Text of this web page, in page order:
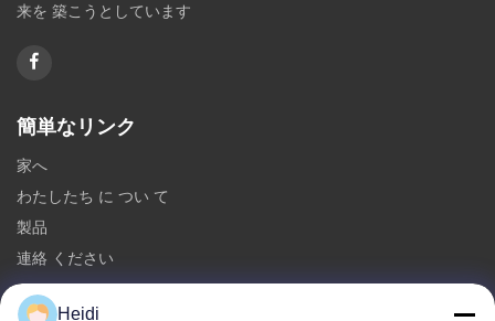
来を 築こうとしています
簡単なリンク
家へ
わたしたち に つい て
製品
連絡 ください
カテゴリー
Heidi